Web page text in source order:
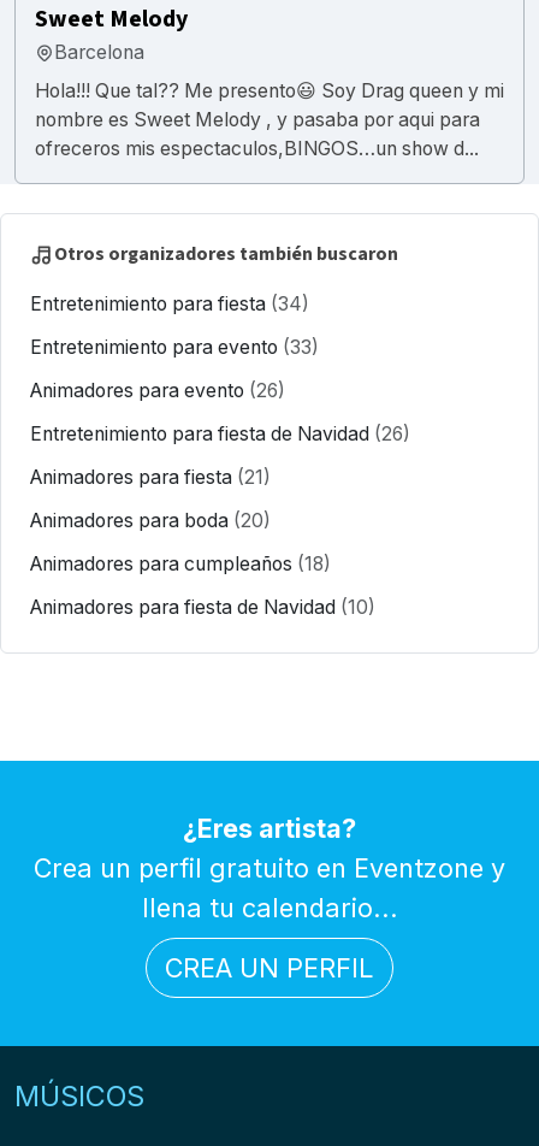
Sweet Melody
Barcelona
Hola!!! Que tal?? Me presento😃 Soy Drag queen y mi
nombre es Sweet Melody , y pasaba por aqui para
ofreceros mis espectaculos,BINGOS…un show d...
Otros organizadores también buscaron
Entretenimiento para fiesta (34)
Entretenimiento para evento (33)
Animadores para evento (26)
Entretenimiento para fiesta de Navidad (26)
Animadores para fiesta (21)
Animadores para boda (20)
Animadores para cumpleaños (18)
Animadores para fiesta de Navidad (10)
¿Eres artista?
Crea un perfil gratuito en Eventzone y
llena tu calendario...
CREA UN PERFIL
MÚSICOS